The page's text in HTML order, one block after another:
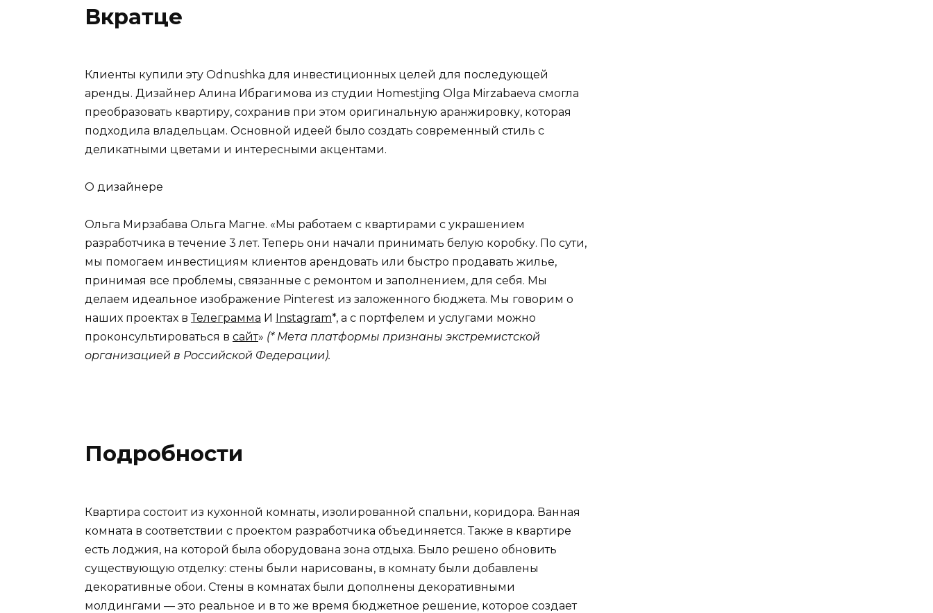
Вкратце
Клиенты купили эту Odnushka для инвестиционных целей для последующей
аренды. Дизайнер Алина Ибрагимова из студии Homestjing Olga Mirzabaeva смогла
преобразовать квартиру, сохранив при этом оригинальную аранжировку, которая
подходила владельцам. Основной идеей было создать современный стиль с
деликатными цветами и интересными акцентами.
О дизайнере
Ольга Мирзабава Ольга Магне. «Мы работаем с квартирами с украшением
разработчика в течение 3 лет. Теперь они начали принимать белую коробку. По сути,
мы помогаем инвестициям клиентов арендовать или быстро продавать жилье,
принимая все проблемы, связанные с ремонтом и заполнением, для себя. Мы
делаем идеальное изображение Pinterest из заложенного бюджета. Мы говорим о
наших проектах вТелеграмма И Instagram*, а с портфелем и услугами можно
проконсультироваться в сайт» (* Мета платформы признаны экстремистской
организацией в Российской Федерации).
Подробности
Квартира состоит из кухонной комнаты, изолированной спальни, коридора. Ванная
комната в соответствии с проектом разработчика объединяется. Также в квартире
есть лоджия, на которой была оборудована зона отдыха. Было решено обновить
существующую отделку: стены были нарисованы, в комнату были добавлены
декоративные обои. Стены в комнатах были дополнены декоративными
молдингами — это реальное и в то же время бюджетное решение, которое создает